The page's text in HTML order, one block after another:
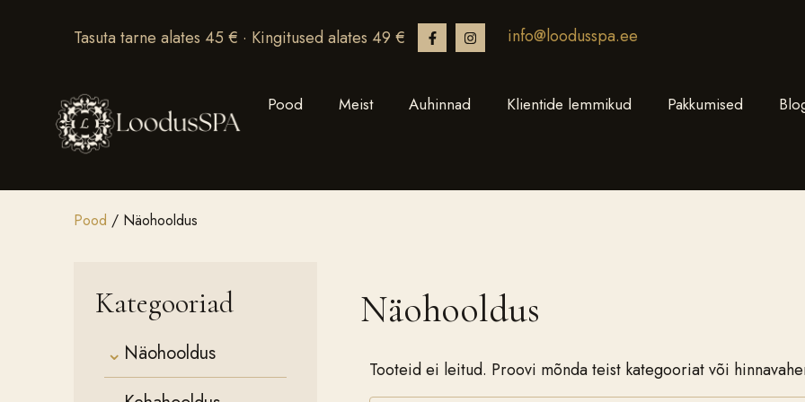
Tasuta tarne alates 45 € · Kingitused alates 49 € info@loodusspa.ee
Pood Meist Auhinnad Klientide lemmikud Pakkumised
Pood / Näohooldus
Kategooriad
⌄ Näohooldus
Näohooldus
Tooteid ei leitud. Proovi mõnda teist kategooriat või